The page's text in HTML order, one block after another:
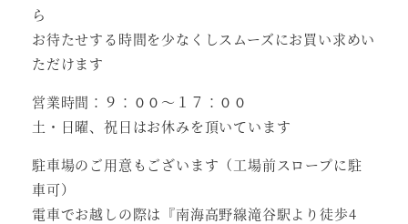
ら
お待たせする時間を少なくしスムーズにお買い求めい
ただけます
営業時間：９：００～１７：００
土・日曜、祝日はお休みを頂いています
駐車場のご用意もございます（工場前スロープに駐
車可）
電車でお越しの際は『南海高野線滝谷駅より徒歩4